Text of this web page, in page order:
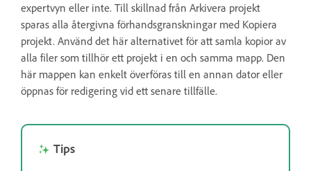
expertvyn eller inte. Till skillnad från Arkivera projekt
sparas alla återgivna förhandsgranskningar med Kopiera
projekt. Använd det här alternativet för att samla kopior av
alla filer som tillhör ett projekt i en och samma mapp. Den
här mappen kan enkelt överföras till en annan dator eller
öppnas för redigering vid ett senare tillfälle.
Tips